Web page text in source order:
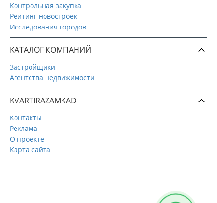
Контрольная закупка
Рейтинг новостроек
Исследования городов
КАТАЛОГ КОМПАНИЙ
Застройщики
Агентства недвижимости
KVARTIRAZAMKAD
Контакты
Реклама
О проекте
Карта сайта